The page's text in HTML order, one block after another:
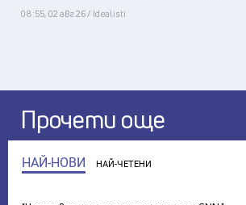
08:55, 02 авг 26 / Idealisti
Прочети още
НАЙ-НОВИ НАЙ-ЧЕТЕНИ